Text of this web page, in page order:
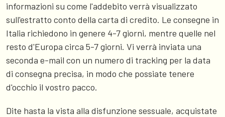
informazioni su come l'addebito verrà visualizzato
sull'estratto conto della carta di credito. Le consegne in
Italia richiedono in genere 4-7 giorni, mentre quelle nel
resto d'Europa circa 5-7 giorni. Vi verrà inviata una
seconda e-mail con un numero di tracking per la data
di consegna precisa, in modo che possiate tenere
d'occhio il vostro pacco.
Dite hasta la vista alla disfunzione sessuale, acquistate